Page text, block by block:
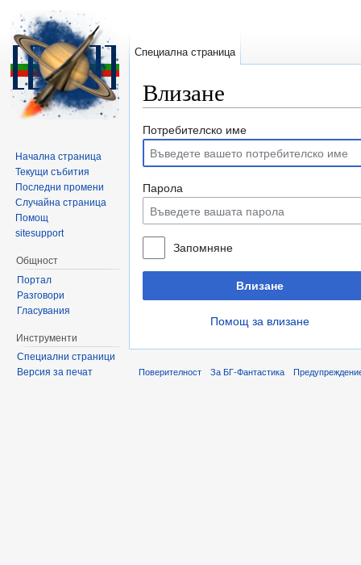
Влизане
Потребителско име
Парола
Запомняне
Влизане
Помощ за влизане
Специална страница
Начална страница
Текущи събития
Последни промени
Случайна страница
Помощ
sitesupport
Общност
Портал
Разговори
Гласувания
Инструменти
Специални страници
Версия за печат
Поверителност За БГ-Фантастика